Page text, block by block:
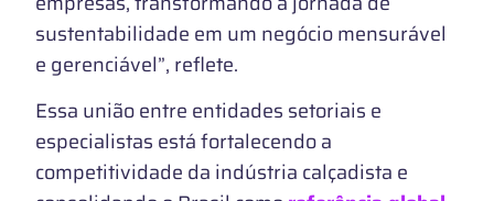
sustentabilidade em um negócio mensurável
e gerenciável”, reflete.
Essa união entre entidades setoriais e
especialistas está fortalecendo a
competitividade da indústria calçadista e